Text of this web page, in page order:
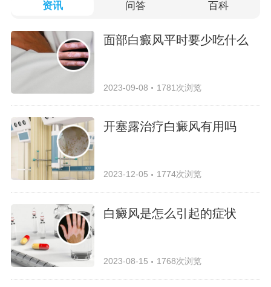
资讯 问答 百科
面部白癜风平时要少吃什么
2023-09-08 1781次浏览
开塞露治疗白癜风有用吗
2023-12-05 1774次浏览
白癜风是怎么引起的症状
2023-08-15 1768次浏览